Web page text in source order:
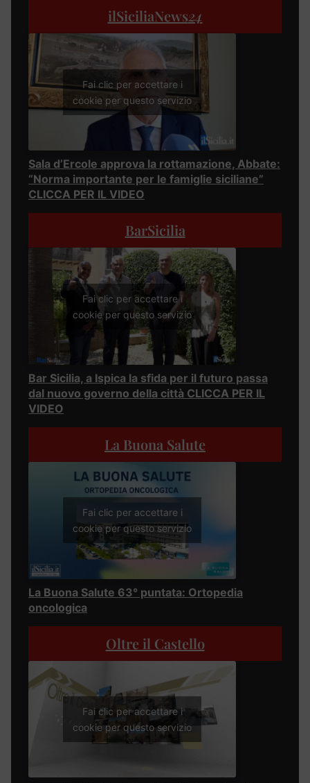
ilSiciliaNews24
Fai clic per accettare i
cookie per questo servizio
Sala d’Ercole approva la rottamazione, Abbate:
“Norma importante per le famiglie siciliane”
CLICCA PER IL VIDEO
BarSicilia
Fai clic per accettare i
cookie per questo servizio
Bar Sicilia, a Ispica la sfida per il futuro passa
dal nuovo governo della città CLICCA PER IL
VIDEO
La Buona Salute
Fai clic per accettare i
cookie per questo servizio
La Buona Salute 63° puntata: Ortopedia
oncologica
Oltre il Castello
Fai clic per accettare i
cookie per questo servizio